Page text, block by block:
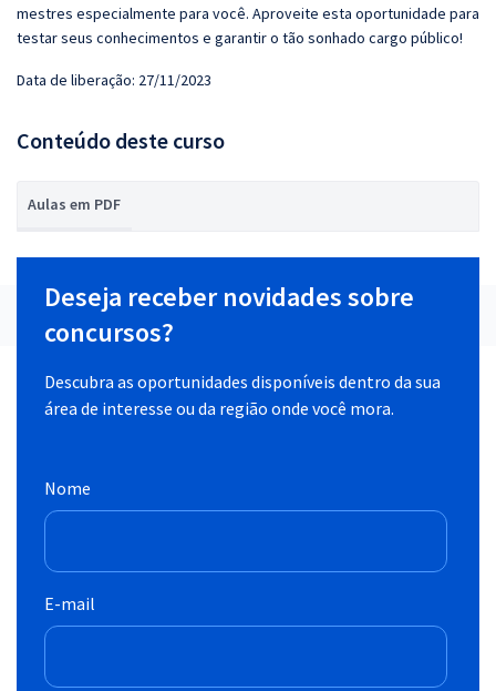
mestres especialmente para você. Aproveite esta oportunidade para
testar seus conhecimentos e garantir o tão sonhado cargo público!
Data de liberação: 27/11/2023
Conteúdo deste curso
Aulas em PDF
Deseja receber novidades sobre
concursos?
Descubra as oportunidades disponíveis dentro da sua
área de interesse ou da região onde você mora.
Nome
E-mail